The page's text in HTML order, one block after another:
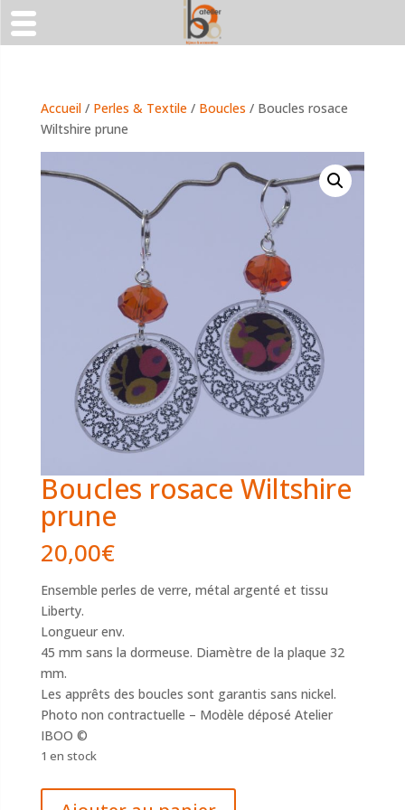
Accueil/ Perles & Textile/ Boucles / Boucles rosace
Wiltshire prune
Boucles rosace Wiltshire
prune
20,00€
Ensemble perles de verre, métal argenté et tissu
Liberty.
Longueur env.
45 mm sans la dormeuse. Diamètre de la plaque 32
mm.
Les apprêts des boucles sont garantis sans nickel.
Photo non contractuelle – Modèle déposé Atelier
IBOO ©
1 en stock